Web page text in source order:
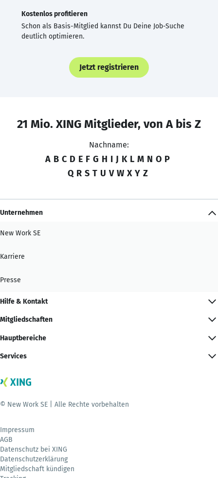
Kostenlos profitieren
Schon als Basis-Mitglied kannst Du Deine Job-Suche
deutlich optimieren.
Jetzt registrieren
21 Mio. XING Mitglieder, von A bis Z
Nachname:
A B C D E F G H I J K L M N O P
Q R S T U V W X Y Z
Unternehmen
New Work SE
Karriere
Presse
Hilfe & Kontakt
Mitgliedschaften
Hauptbereiche
Services
© New Work SE | Alle Rechte vorbehalten
Impressum
AGB
Datenschutz bei XING
Datenschutzerklärung
Mitgliedschaft kündigen